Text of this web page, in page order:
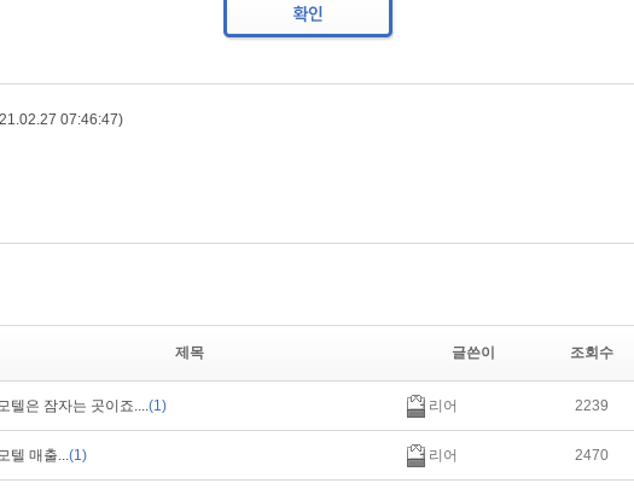
제목 글쓴이 조회수
텔은 잠자는 곳이죠....(1) 리어 2239
텔 매출...(1) 리어 2470